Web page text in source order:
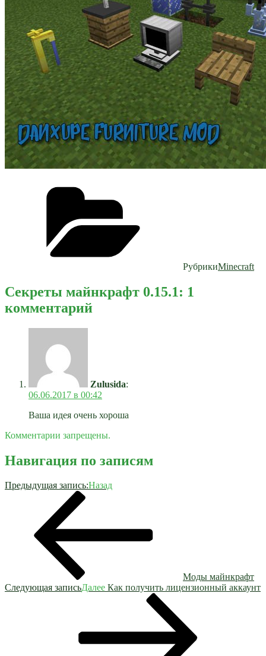
РубрикиMinecraft
Секреты майнкрафт 0.15.1: 1
комментарий
Zulusida:
06.06.2017 в 00:42
Ваша идея очень хороша
Комментарии запрещены.
Навигация по записям
Предыдущая запись:Назад
Моды майнкрафт
Следующая записьДалее Как получить лицензионный аккаунт